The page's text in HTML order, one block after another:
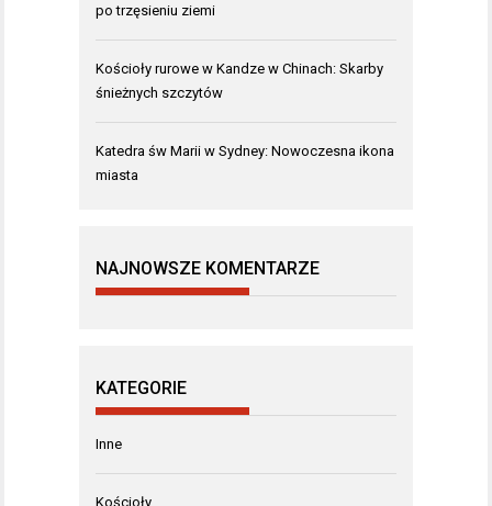
po trzęsieniu ziemi
Kościoły rurowe w Kandze w Chinach: Skarby
śnieżnych szczytów
Katedra św Marii w Sydney: Nowoczesna ikona
miasta
NAJNOWSZE KOMENTARZE
KATEGORIE
Inne
Kościoły